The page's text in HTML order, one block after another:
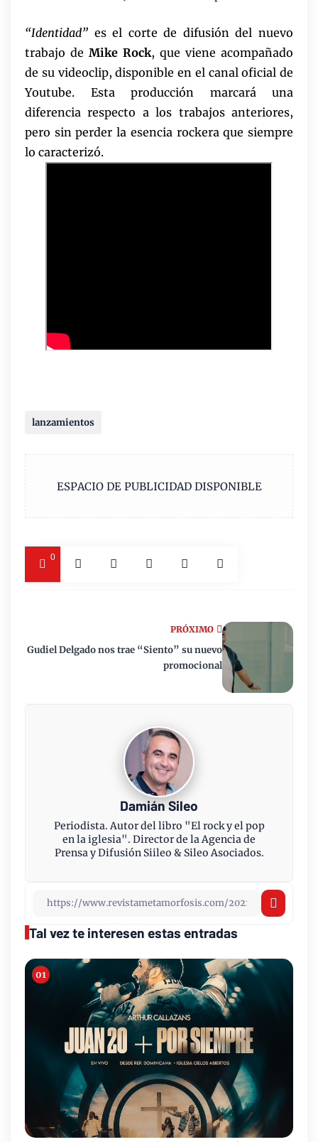
“Identidad” es el corte de difusión del nuevo
trabajo de Mike Rock, que viene acompañado
de su videoclip, disponible en el canal oficial de
Youtube. Esta producción marcará una
diferencia respecto a los trabajos anteriores,
pero sin perder la esencia rockera que siempre
lo caracterizó.
lanzamientos
ESPACIO DE PUBLICIDAD DISPONIBLE
0
PRÓXIMO
Gudiel Delgado nos trae “Siento” su nuevo
promocional
Damián Sileo
Periodista. Autor del libro "El rock y el pop
en la iglesia". Director de la Agencia de
Prensa y Difusión Siileo & Sileo Asociados.
Tal vez te interesen estas entradas